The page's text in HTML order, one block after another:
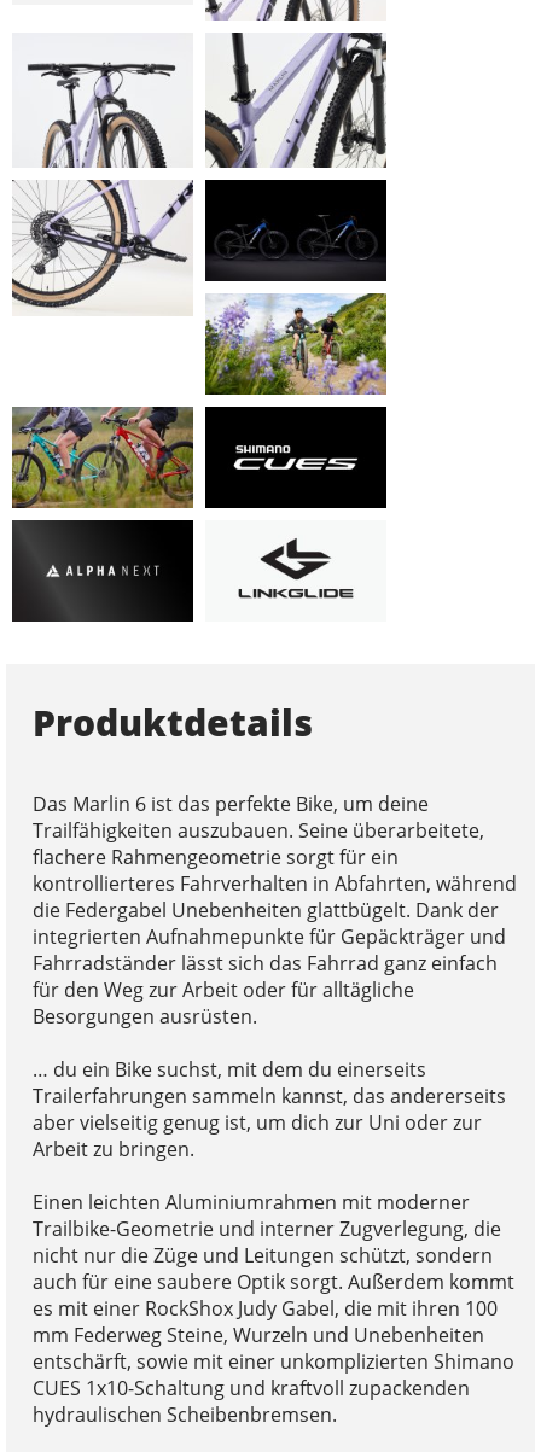
Produktdetails
Das Marlin 6 ist das perfekte Bike, um deine
Trailfähigkeiten auszubauen. Seine überarbeitete,
flachere Rahmengeometrie sorgt für ein
kontrollierteres Fahrverhalten in Abfahrten, während
die Federgabel Unebenheiten glattbügelt. Dank der
integrierten Aufnahmepunkte für Gepäckträger und
Fahrradständer lässt sich das Fahrrad ganz einfach
für den Weg zur Arbeit oder für alltägliche
Besorgungen ausrüsten.
… du ein Bike suchst, mit dem du einerseits
Trailerfahrungen sammeln kannst, das andererseits
aber vielseitig genug ist, um dich zur Uni oder zur
Arbeit zu bringen.
Einen leichten Aluminiumrahmen mit moderner
Trailbike-Geometrie und interner Zugverlegung, die
nicht nur die Züge und Leitungen schützt, sondern
auch für eine saubere Optik sorgt. Außerdem kommt
es mit einer RockShox Judy Gabel, die mit ihren 100
mm Federweg Steine, Wurzeln und Unebenheiten
entschärft, sowie mit einer unkomplizierten Shimano
CUES 1x10-Schaltung und kraftvoll zupackenden
hydraulischen Scheibenbremsen.